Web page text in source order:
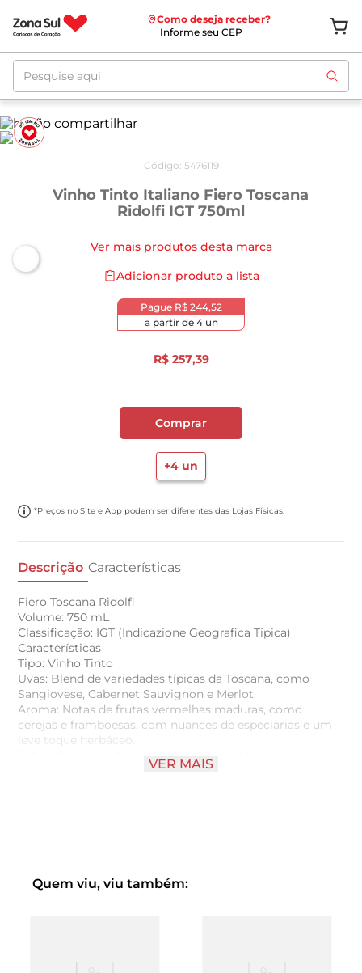
Como deseja receber?
Informe seu CEP
Pesquise aqui
Código: 5476119
Vinho Tinto Italiano Fiero Toscana
Ridolfi IGT 750ml
Ver mais produtos desta marca
Adicionar produto a lista
Pague R$ 244,52
a partir de 4un
R$ 257,39
Comprar
+4 un
*Preços no Site e App podem ser diferentes das Lojas Físicas.
Descrição Características
Fiero Toscana Ridolfi
Volume: 750 mL
Classificação: IGT (Indicazione Geografica Tipica)
Características
Tipo: Vinho Tinto
Uvas: Blend de variedades típicas da Toscana, como
Sangiovese, Cabernet Sauvignon e Merlot.
Aroma: Notas de frutas vermelhas maduras, como
cerejas e framboesas, com nuances de especiarias e um
leve toque herbáceo.
Sabor: Corpo médio a encorpado, com taninos suaves e
um final frutado e equilibrado.
VER MAIS
Quem viu, viu também: